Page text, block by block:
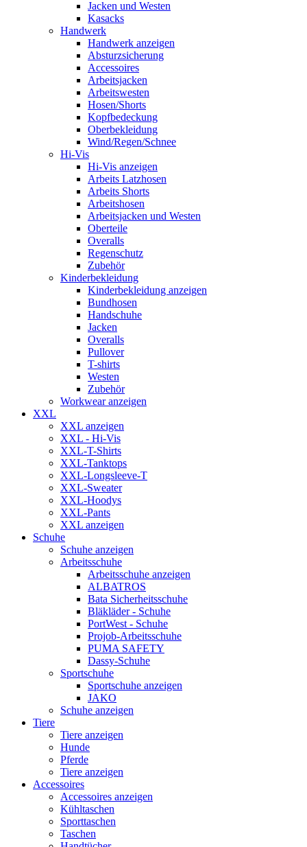
Jacken und Westen
Kasacks
Handwerk
Handwerk anzeigen
Absturzsicherung
Accessoires
Arbeitsjacken
Arbeitswesten
Hosen/Shorts
Kopfbedeckung
Oberbekleidung
Wind/Regen/Schnee
Hi-Vis
Hi-Vis anzeigen
Arbeits Latzhosen
Arbeits Shorts
Arbeitshosen
Arbeitsjacken und Westen
Oberteile
Overalls
Regenschutz
Zubehör
Kinderbekleidung
Kinderbekleidung anzeigen
Bundhosen
Handschuhe
Jacken
Overalls
Pullover
T-shirts
Westen
Zubehör
Workwear anzeigen
XXL
XXL anzeigen
XXL - Hi-Vis
XXL-T-Shirts
XXL-Tanktops
XXL-Longsleeve-T
XXL-Sweater
XXL-Hoodys
XXL-Pants
XXL anzeigen
Schuhe
Schuhe anzeigen
Arbeitsschuhe
Arbeitsschuhe anzeigen
ALBATROS
Bata Sicherheitsschuhe
Bläkläder - Schuhe
PortWest - Schuhe
Projob-Arbeitsschuhe
PUMA SAFETY
Dassy-Schuhe
Sportschuhe
Sportschuhe anzeigen
JAKO
Schuhe anzeigen
Tiere
Tiere anzeigen
Hunde
Pferde
Tiere anzeigen
Accessoires
Accessoires anzeigen
Kühltaschen
Sporttaschen
Taschen